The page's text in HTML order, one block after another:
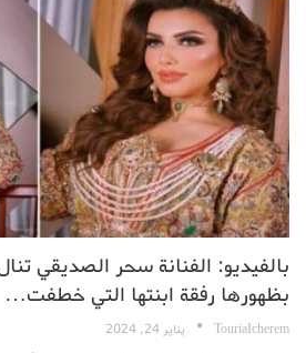
بالفيديو: الفنانة سحر الصديقي
بظهورها رفقة ابنتها التي خطفت…
TouriaIcherem يناير 24, 2024